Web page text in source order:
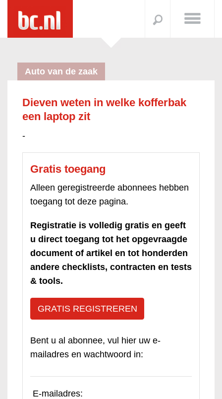
Auto van de zaak
Dieven weten in welke kofferbak
een laptop zit
-
Gratis toegang
Alleen geregistreerde abonnees hebben
toegang tot deze pagina.
Registratie is volledig gratis en geeft
u direct toegang tot het opgevraagde
document of artikel en tot honderden
andere checklists, contracten en tests
& tools.
GRATIS REGISTREREN
Bent u al abonnee, vul hier uw e-
mailadres en wachtwoord in:
E-mailadres: